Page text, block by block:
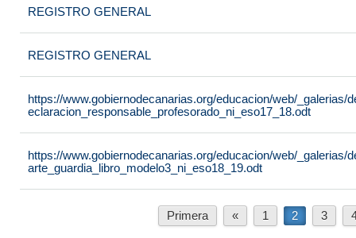
REGISTRO GENERAL
REGISTRO GENERAL
https://www.gobiernodecanarias.org/educacion/web/_galerias/
eclaracion_responsable_profesorado_ni_eso17_18.odt
https://www.gobiernodecanarias.org/educacion/web/_galerias/
arte_guardia_libro_modelo3_ni_eso18_19.odt
Primera « 1 2 3